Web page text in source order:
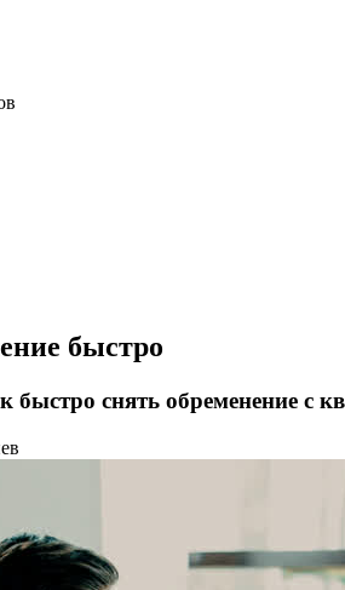
быстро
быстро снять обременение с